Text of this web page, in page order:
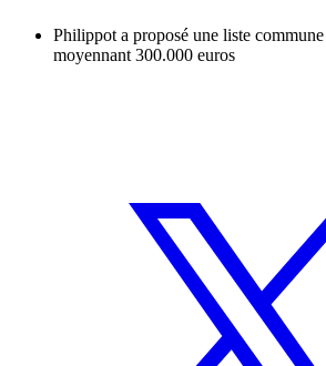
Philippot a proposé une liste
moyennant 300.000 euros